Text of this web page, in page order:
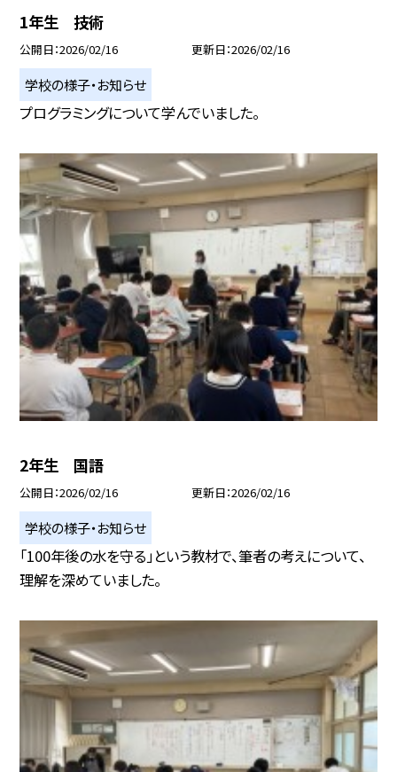
1年生 技術
公開日 2026/02/16 更新日 2026/02/16
学校の様子・お知らせ
プログラミングについて学んでいました。
2年生 国語
公開日 2026/02/16 更新日 2026/02/16
学校の様子・お知らせ
「100年後の水を守る」という教材で、筆者の考えについて、
理解を深めていました。